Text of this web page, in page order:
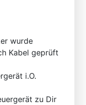
wurde
Kabel geprüft
i.O.
zu Dir